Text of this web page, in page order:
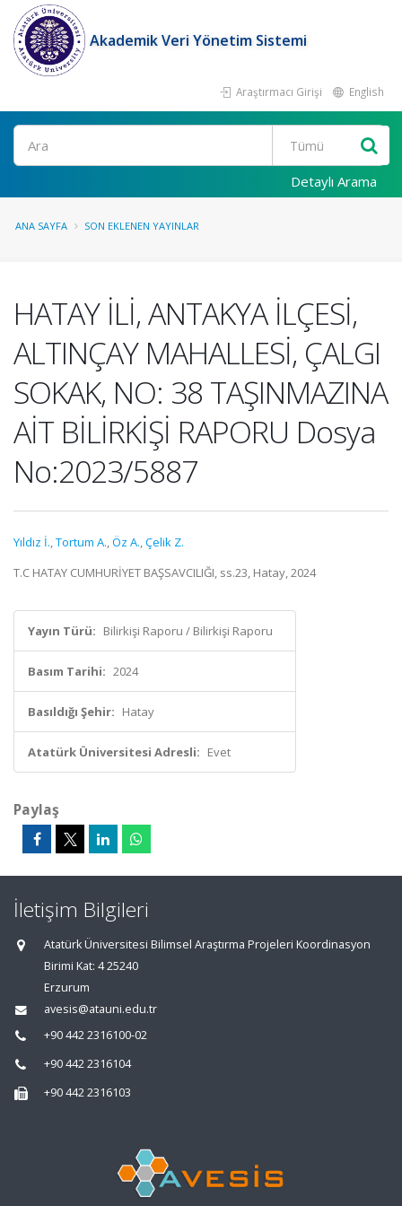
Akademik Veri Yönetim Sistemi
Araştırmacı Girişi English
Ara
Detaylı Arama
ANA SAYFA SON EKLENEN YAYINLAR
HATAY İLİ, ANTAKYA İLÇESİ,
ALTINÇAY MAHALLESİ, ÇALGI
SOKAK, NO: 38 TAŞINMAZINA
AİT BİLİRKİŞİ RAPORU Dosya
No:2023/5887
Yıldız İ.,Tortum A.,Öz A.,Çelik Z.
T.C HATAY CUMHURİYET BAŞSAVCILIĞI, ss.23, Hatay, 2024
Yayın Türü: Bilirkişi Raporu / Bilirkişi Raporu
Basım Tarihi: 2024
Basıldığı Şehir: Hatay
Atatürk Üniversitesi Adresli: Evet
Paylaş
İletişim Bilgileri
Atatürk Üniversitesi Bilimsel Araştırma Projeleri Koordinasyon
Birimi Kat: 4 25240
Erzurum
avesis@atauni.edu.tr
+90 442 2316100-02
+90 442 2316104
+90 442 2316103